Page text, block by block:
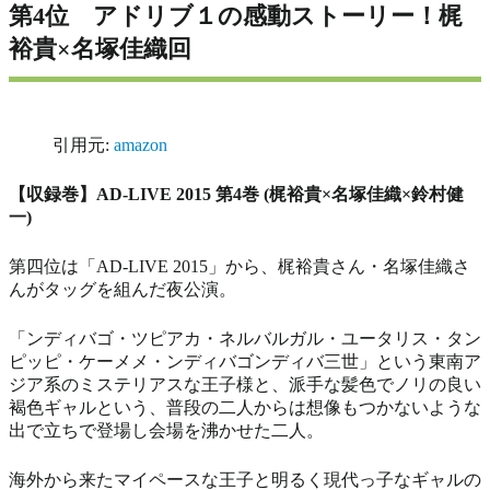
第4位 アドリブ１の感動ストーリー！梶
裕貴×名塚佳織回
引用元: amazon
【収録巻】AD-LIVE 2015 第4巻 (梶裕貴×名塚佳織×鈴村健
一)
第四位は「AD-LIVE 2015」から、梶裕貴さん・名塚佳織さ
んがタッグを組んだ夜公演。
「ンディバゴ・ツピアカ・ネルバルガル・ユータリス・タン
ピッピ・ケーメメ・ンディバゴンディバ三世」という東南ア
ジア系のミステリアスな王子様と、派手な髪色でノリの良い
褐色ギャルという、普段の二人からは想像もつかないような
出で立ちで登場し会場を沸かせた二人。
海外から来たマイペースな王子と明るく現代っ子なギャルの